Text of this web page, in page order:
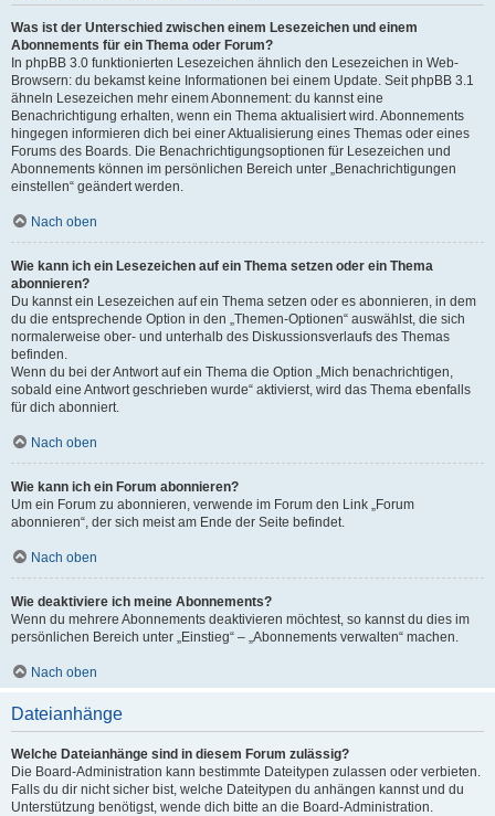
Was ist der Unterschied zwischen einem Lesezeichen und einem
Abonnements für ein Thema oder Forum?
In phpBB 3.0 funktionierten Lesezeichen ähnlich den Lesezeichen in Web-
Browsern: du bekamst keine Informationen bei einem Update. Seit phpBB 3.1
ähneln Lesezeichen mehr einem Abonnement: du kannst eine
Benachrichtigung erhalten, wenn ein Thema aktualisiert wird. Abonnements
hingegen informieren dich bei einer Aktualisierung eines Themas oder eines
Forums des Boards. Die Benachrichtigungsoptionen für Lesezeichen und
Abonnements können im persönlichen Bereich unter „Benachrichtigungen
einstellen“ geändert werden.
Nach oben
Wie kann ich ein Lesezeichen auf ein Thema setzen oder ein Thema
abonnieren?
Du kannst ein Lesezeichen auf ein Thema setzen oder es abonnieren, in dem
du die entsprechende Option in den „Themen-Optionen“ auswählst, die sich
normalerweise ober- und unterhalb des Diskussionsverlaufs des Themas
befinden.
Wenn du bei der Antwort auf ein Thema die Option „Mich benachrichtigen,
sobald eine Antwort geschrieben wurde“ aktivierst, wird das Thema ebenfalls
für dich abonniert.
Nach oben
Wie kann ich ein Forum abonnieren?
Um ein Forum zu abonnieren, verwende im Forum den Link „Forum
abonnieren“, der sich meist am Ende der Seite befindet.
Nach oben
Wie deaktiviere ich meine Abonnements?
Wenn du mehrere Abonnements deaktivieren möchtest, so kannst du dies im
persönlichen Bereich unter „Einstieg“ – „Abonnements verwalten“ machen.
Nach oben
Dateianhänge
Welche Dateianhänge sind in diesem Forum zulässig?
Die Board-Administration kann bestimmte Dateitypen zulassen oder verbieten.
Falls du dir nicht sicher bist, welche Dateitypen du anhängen kannst und du
Unterstützung benötigst, wende dich bitte an die Board-Administration.